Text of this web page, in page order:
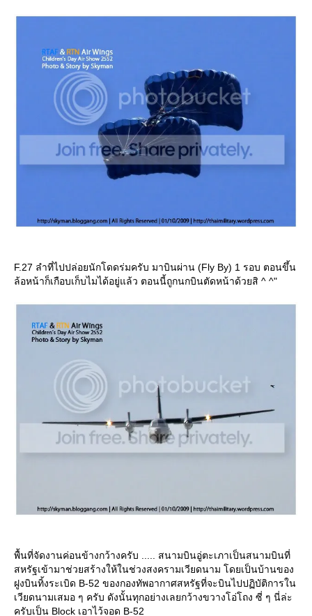
F.27 ลำที่ไปปล่อยนักโดดร่มครับ มาบินผ่าน (Fly By) 1 รอบ ตอนขึ้น
ล้อหน้าก็เกือบเก็บไมได้อยู่แล้ว ตอนนี้ถูกนกบินตัดหน้าด้วยสิ ^ ^"
พื้นที่จัดงานค่อนข้างกว้างครับ ..... สนามบินอู่ตะเภาเป็นสนามบินที่
สหรัฐเข้ามาช่วยสร้างให้ในช่วงสงครามเวียดนาม โดยเป็นบ้านของ
ฝูงบินทิ้งระเบิด B-52 ของกองทัพอากาศสหรัฐที่จะบินไปปฏิบัติการใน
เวียดนามเสมอ ๆ ครับ ดังนั้นทุกอย่างเลยกว้างขวางโอ่โถง ซี่ ๆ นี่ล่ะ
ครับเป็น Block เอาไว้จอด B-52